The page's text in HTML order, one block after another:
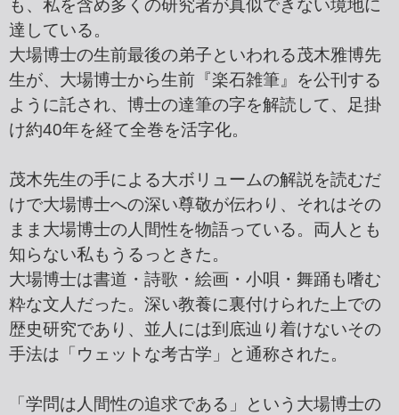
も、私を含め多くの研究者が真似できない境地に
達している。
大場博士の生前最後の弟子といわれる茂木雅博先
生が、大場博士から生前『楽石雑筆』を公刊する
ように託され、博士の達筆の字を解読して、足掛
け約40年を経て全巻を活字化。
茂木先生の手による大ボリュームの解説を読むだ
けで大場博士への深い尊敬が伝わり、それはその
まま大場博士の人間性を物語っている。両人とも
知らない私もうるっときた。
大場博士は書道・詩歌・絵画・小唄・舞踊も嗜む
粋な文人だった。深い教養に裏付けられた上での
歴史研究であり、 並人には到底辿り着けないその
手法は「ウェットな考古学」と通称された。
「学問は人間性の追求である」という大場博士の